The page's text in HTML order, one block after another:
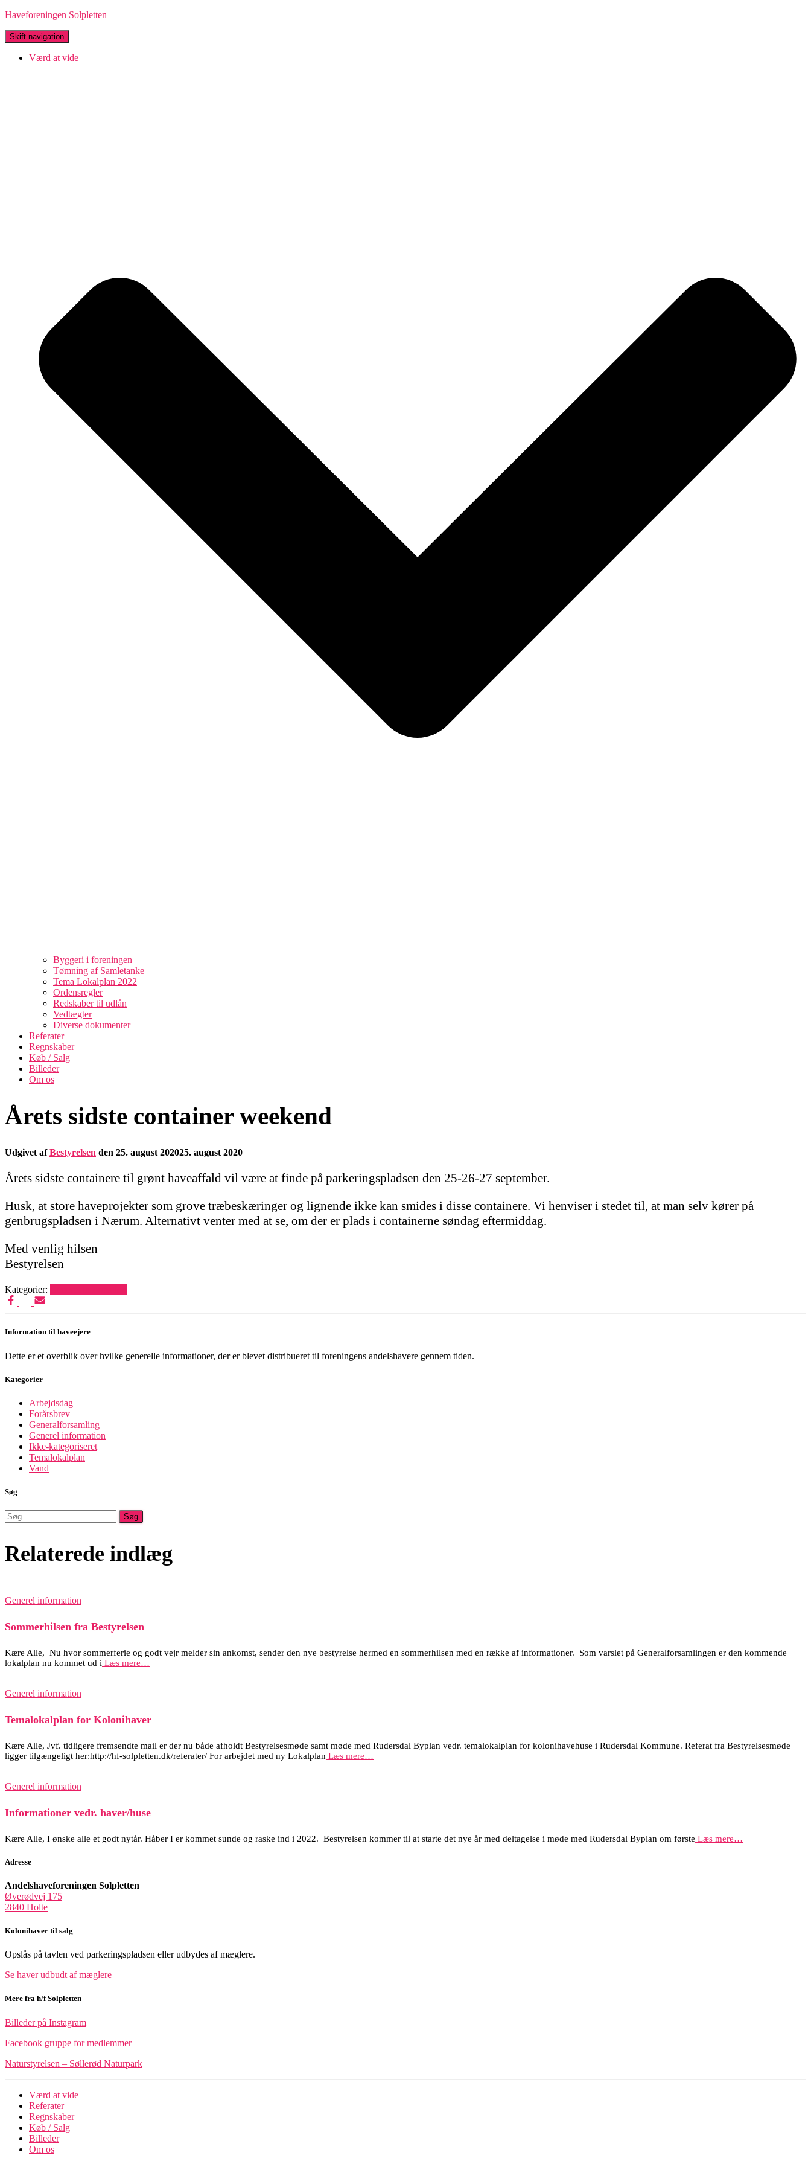
Haveforeningen Solpletten
Skift navigation
Værd at vide
Byggeri i foreningen
Tømning af Samletanke
Tema Lokalplan 2022
Ordensregler
Redskaber til udlån
Vedtægter
Diverse dokumenter
Referater
Regnskaber
Køb / Salg
Billeder
Om os
Årets sidste container weekend
Udgivet afBestyrelsen den 25. august 202025. august 2020
Årets sidste containere til grønt haveaffald vil være at finde på parkeringspladsen den 25-26-27 september.
Husk, at store haveprojekter som grove træbeskæringer og lignende ikke kan smides i disse containere. Vi henviser i stedet til, at man selv kører på
genbrugspladsen i Nærum. Alternativt venter med at se, om der er plads i containerne søndag eftermiddag.
Med venlig hilsen
Bestyrelsen
Kategorier:
Information til haveejere
Dette er et overblik over hvilke generelle informationer, der er blevet distribueret til foreningens andelshavere gennem tiden.
Kategorier
Arbejdsdag
Forårsbrev
Generalforsamling
Generel information
Ikke-kategoriseret
Temalokalplan
Vand
Søg
Søg
efter:
Relaterede indlæg
Generel information
Sommerhilsen fra Bestyrelsen
Kære Alle, Nu hvor sommerferie og godt vejr melder sin ankomst, sender den nye bestyrelse hermed en sommerhilsen med en række af informationer. Som varslet på Generalforsamlingen er den kommende
lokalplan nu kommet ud i Læs mere…
Generel information
Temalokalplan for Kolonihaver
Kære Alle, Jvf. tidligere fremsendte mail er der nu både afholdt Bestyrelsesmøde samt møde med Rudersdal Byplan vedr. temalokalplan for kolonihavehuse i Rudersdal Kommune. Referat fra Bestyrelsesmøde
ligger tilgængeligt her:http://hf-solpletten.dk/referater/ For arbejdet med ny Lokalplan Læs mere…
Generel information
Informationer vedr. haver/huse
Kære Alle, I ønske alle et godt nytår. Håber I er kommet sunde og raske ind i 2022. Bestyrelsen kommer til at starte det nye år med deltagelse i møde med Rudersdal Byplan om første Læs mere…
Adresse
Andelshaveforeningen Solpletten
Øverødvej 175
2840 Holte
Kolonihaver til salg
Opslås på tavlen ved parkeringspladsen eller udbydes af mæglere.
Se haver udbudt af mæglere
Mere fra h/f Solpletten
Billeder på Instagram
Facebook gruppe for medlemmer
Naturstyrelsen – Søllerød Naturpark
Værd at vide
Referater
Regnskaber
Køb / Salg
Billeder
Om os